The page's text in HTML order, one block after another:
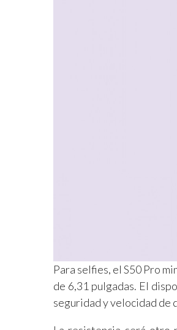
Para selfies, el S50 Pro
de 6,31 pulgadas. El
seguridad y velocidad de